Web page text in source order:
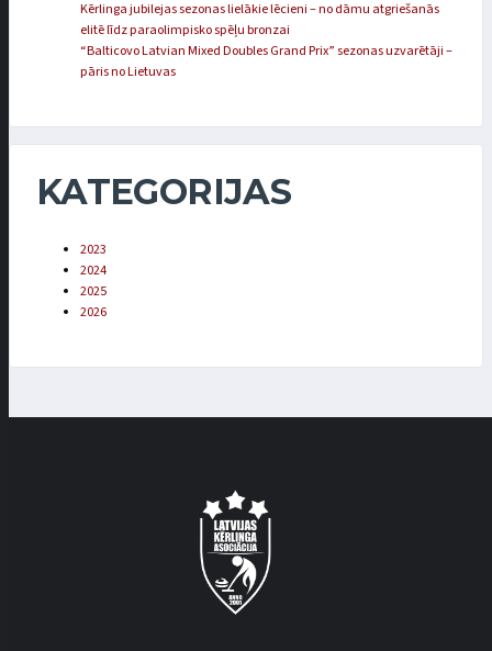
Kērlinga jubilejas sezonas lielākie lēcieni – no dāmu atgriešanās
elitē līdz paraolimpisko spēļu bronzai
“Balticovo Latvian Mixed Doubles Grand Prix” sezonas uzvarētāji –
pāris no Lietuvas
KATEGORIJAS
2023
2024
2025
2026